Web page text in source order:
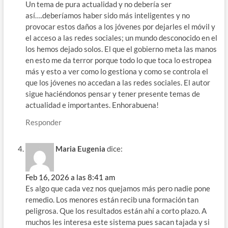
Un tema de pura actualidad y no debería ser
así….deberíamos haber sido más inteligentes y no
provocar estos daños a los jóvenes por dejarles el móvil y
el acceso a las redes sociales; un mundo desconocido en el
los hemos dejado solos. El que el gobierno meta las manos
en esto me da terror porque todo lo que toca lo estropea
más y esto a ver como lo gestiona y como se controla el
que los jóvenes no accedan a las redes sociales. El autor
sigue haciéndonos pensar y tener presente temas de
actualidad e importantes. Enhorabuena!
Responder
Maria Eugenia dice:
Feb 16, 2026 a las 8:41 am
Es algo que cada vez nos quejamos más pero nadie pone
remedio. Los menores están recib una formación tan
peligrosa. Que los resultados están ahí a corto plazo. A
muchos les interesa este sistema pues sacan tajada y si